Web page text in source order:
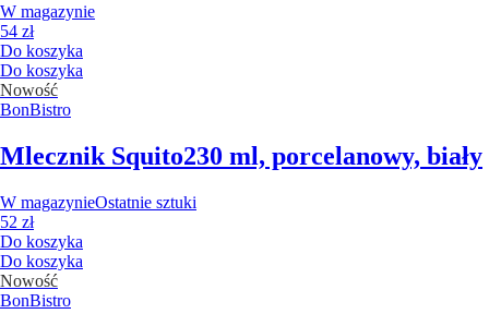
W magazynie
54 zł
Do koszyka
Do koszyka
Nowość
BonBistro
Mlecznik Squito230 ml, porcelanowy, biały
W magazynieOstatnie sztuki
52 zł
Do koszyka
Do koszyka
Nowość
BonBistro